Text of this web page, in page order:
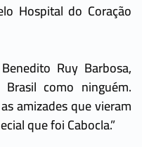
Hospital do Coração
Ruy Barbosa,
como ninguém.
amizades que vieram
que foi Cabocla.”